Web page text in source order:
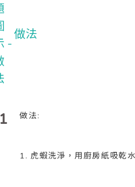
做法
1 做法:
1. 虎蝦洗淨，用廚房紙吸乾